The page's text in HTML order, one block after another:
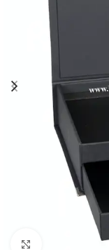
Click to enlarge